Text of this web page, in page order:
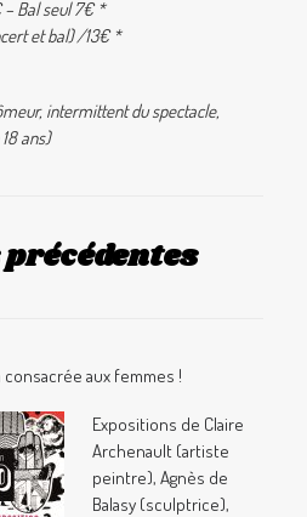
– Bal seul 7€ *
et bal) /13€ *
intermittent du spectacle,
ans)
aux femmes !
Expositions de Claire
Archenault (artiste
peintre), Agnès de
Balasy (sculptrice),